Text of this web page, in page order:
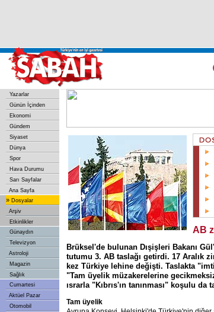
Yazarlar
Günün İçinden
Ekonomi
Gündem
Siyaset
Dünya
Spor
Hava Durumu
Sarı Sayfalar
Ana Sayfa
» Dosyalar
Arşiv
Etkinlikler
Günaydın
Televizyon
Astroloji
Magazin
Sağlık
Cumartesi
Aktüel Pazar
Otomobil
AB
Brüksel'de bulunan Dışişleri Bakanı
tutumu 3. AB taslağı getirdi. 17 Aralık
kez Türkiye lehine değişti. Taslakta
"Tam üyelik müzakerelerine
ısrarla "Kıbrıs'ın tanınması" koşulu da
Tam üyelik